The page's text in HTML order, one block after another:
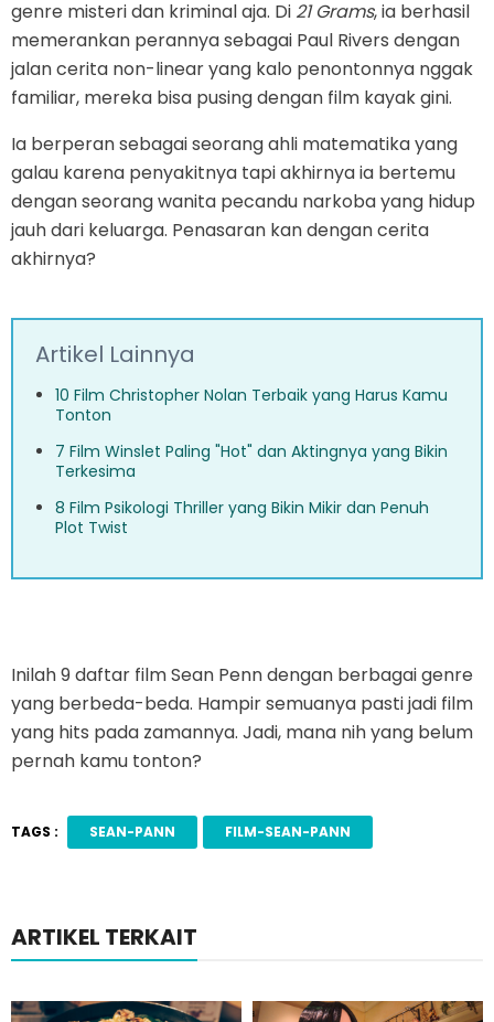
genre misteri dan kriminal aja. Di 21 Grams, ia berhasil
memerankan perannya sebagai Paul Rivers dengan
jalan cerita non-linear yang kalo penontonnya nggak
familiar, mereka bisa pusing dengan film kayak gini.
Ia berperan sebagai seorang ahli matematika yang
galau karena penyakitnya tapi akhirnya ia bertemu
dengan seorang wanita pecandu narkoba yang hidup
jauh dari keluarga. Penasaran kan dengan cerita
akhirnya?
Artikel Lainnya
10 Film Christopher Nolan Terbaik yang Harus Kamu
Tonton
7 Film Winslet Paling "Hot" dan Aktingnya yang Bikin
Terkesima
8 Film Psikologi Thriller yang Bikin Mikir dan Penuh
Plot Twist
Inilah 9 daftar film Sean Penn dengan berbagai genre
yang berbeda-beda. Hampir semuanya pasti jadi film
yang hits pada zamannya. Jadi, mana nih yang belum
pernah kamu tonton?
TAGS : SEAN-PANN FILM-SEAN-PANN
ARTIKEL TERKAIT